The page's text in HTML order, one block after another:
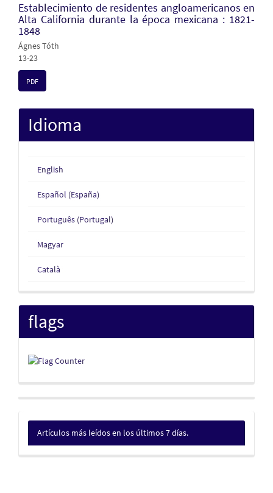
Establecimiento de residentes angloamericanos en
Alta California durante la época mexicana : 1821-
1848
Ágnes Tóth
13-23
PDF
Idioma
English
Español (España)
Português (Portugal)
Magyar
Català
flags
Artículos más leídos en los últimos 7 días.